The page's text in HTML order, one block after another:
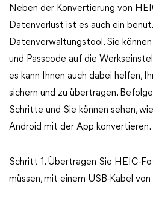
Neben der Konvertierung von
Datenverlust ist es auch ein
Datenverwaltungstool. Sie
und Passcode auf die
es kann Ihnen auch dabei helfen,
sichern und zu übertragen.
Schritte und Sie können sehen,
Android mit der App konvertieren.
Schritt 1. Übertragen Sie HEIC-
müssen, mit einem USB-Kabel